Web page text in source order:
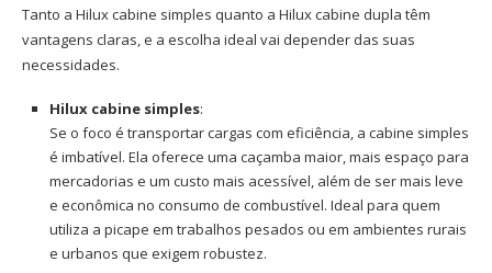
Tanto a Hilux cabine simples quanto a Hilux cabine dupla têm
vantagens claras, e a escolha ideal vai depender das suas
necessidades.
Hilux cabine simples:
Se o foco é transportar cargas com eficiência, a cabine simples
é imbatível. Ela oferece uma caçamba maior, mais espaço para
mercadorias e um custo mais acessível, além de ser mais leve
e econômica no consumo de combustível. Ideal para quem
utiliza a picape em trabalhos pesados ou em ambientes rurais
e urbanos que exigem robustez.